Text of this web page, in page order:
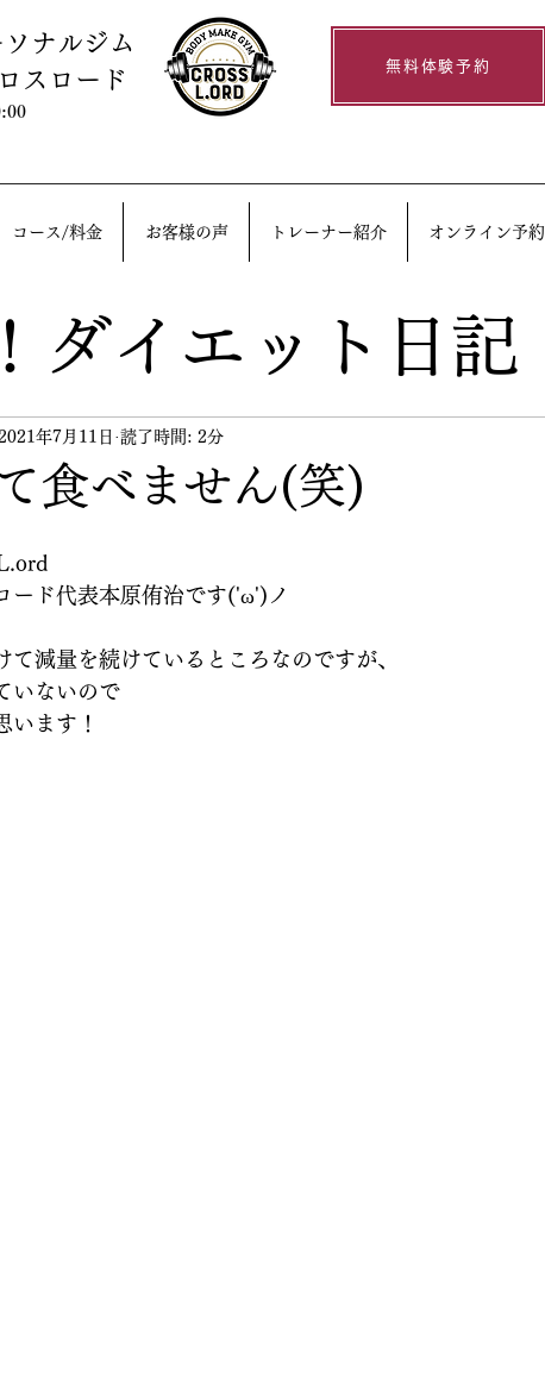
ナルジム
スロード
無料体験予約
コース/料金 お客様の声 トレーナー紹介 オンライン予約
ダイエット日記
食べません(笑)
年7月11日 読了時間: 2分
ード代表本原侑治です('ω')ノ
減量を続けているところなのですが、
いないので
います！